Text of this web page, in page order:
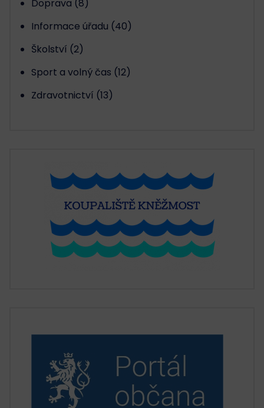
Doprava (8)
Informace úřadu (40)
Školství (2)
Sport a volný čas (12)
Zdravotnictví (13)